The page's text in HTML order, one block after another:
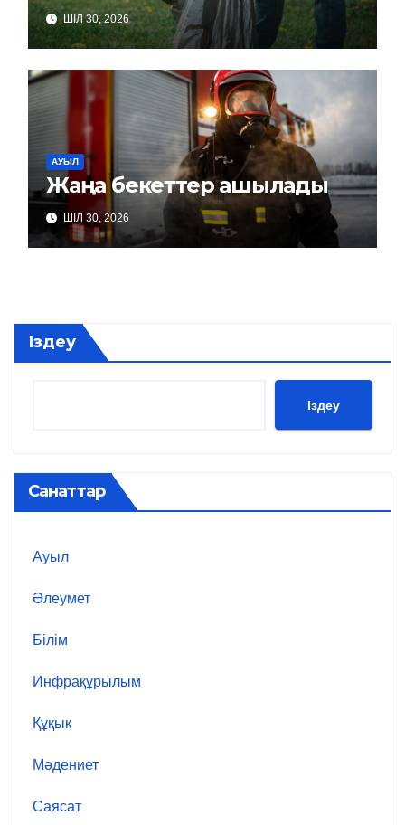
ШІЛ 30, 2026
АУЫЛ
Жаңа бекеттер ашылады
ШІЛ 30, 2026
Іздеу
Іздеу
Санаттар
Ауыл
Әлеумет
Білім
Инфрақұрылым
Құқық
Мәдениет
Саясат